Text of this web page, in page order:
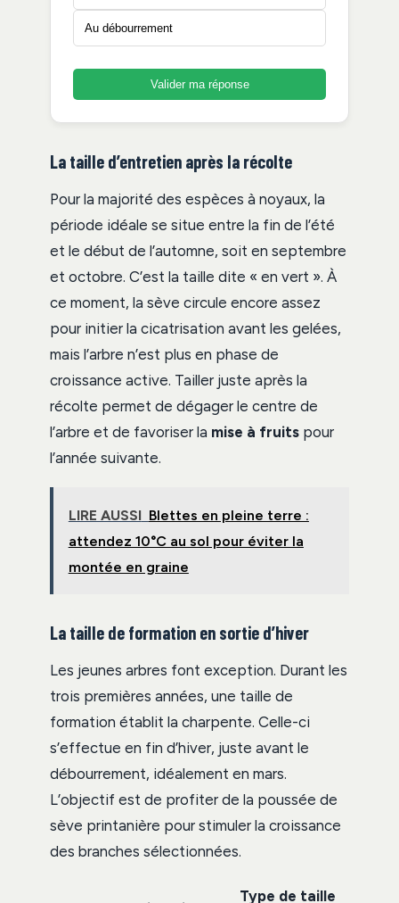
Au débourrement
Valider ma réponse
La taille d’entretien après la récolte
Pour la majorité des espèces à noyaux, la
période idéale se situe entre la fin de l’été
et le début de l’automne, soit en septembre
et octobre. C’est la taille dite « en vert ». À
ce moment, la sève circule encore assez
pour initier la cicatrisation avant les gelées,
mais l’arbre n’est plus en phase de
croissance active. Tailler juste après la
récolte permet de dégager le centre de
l’arbre et de favoriser la mise à fruits pour
l’année suivante.
LIRE AUSSI Blettes en pleine terre :
attendez 10°C au sol pour éviter la
montée en graine
La taille de formation en sortie d’hiver
Les jeunes arbres font exception. Durant les
trois premières années, une taille de
formation établit la charpente. Celle-ci
s’effectue en fin d’hiver, juste avant le
débourrement, idéalement en mars.
L’objectif est de profiter de la poussée de
sève printanière pour stimuler la croissance
des branches sélectionnées.
Type de taille